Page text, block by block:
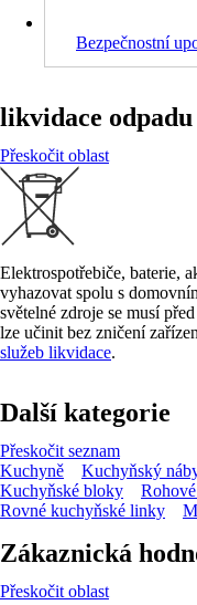
Bezpečnostní
likvidace odpadu
Přeskočit oblast
Elektrospotřebiče, baterie,
vyhazovat spolu s
světelné zdroje se musí
lze učinit bez zničení
služeb likvidace.
Další kategorie
Přeskočit seznam
Kuchyně
Kuchyňský
Kuchyňské bloky
Rovné kuchyňské linky
Zákaznická
Přeskočit oblast